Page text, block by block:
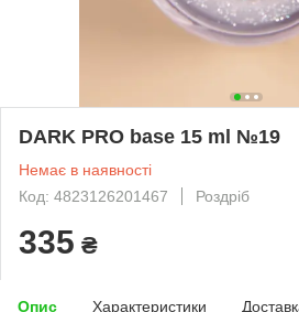
DARK PRO base 15 ml №19
Немає в наявності
Код: 4823126201467
Роздріб
335 ₴
Опис Характеристики